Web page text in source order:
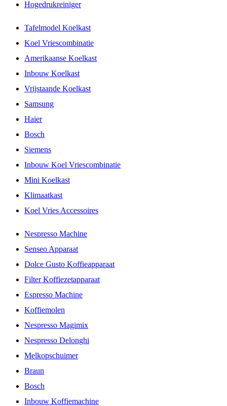
Hogedrukreiniger
Tafelmodel Koelkast
Koel Vriescombinatie
Amerikaanse Koelkast
Inbouw Koelkast
Vrijstaande Koelkast
Samsung
Haier
Bosch
Siemens
Inbouw Koel Vriescombinatie
Mini Koelkast
Klimaatkast
Koel Vries Accessoires
Nespresso Machine
Senseo Apparaat
Dolce Gusto Koffieapparaat
Filter Koffiezetapparaat
Espresso Machine
Koffiemolen
Nespresso Magimix
Nespresso Delonghi
Melkopschuimer
Braun
Bosch
Inbouw Koffiemachine